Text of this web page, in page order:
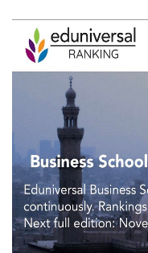
الدراسات العليا
الموظفون
الزائـرون